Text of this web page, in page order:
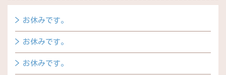
お休みです。
お休みです。
お休みです。